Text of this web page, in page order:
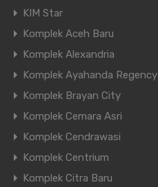
KIM Star
Komplek Aceh Baru
Komplek Alexandria
Komplek Ayahanda Regency
Komplek Brayan City
Komplek Cemara Asri
Komplek Cendrawasi
Komplek Centrium
Komplek Citra Baru